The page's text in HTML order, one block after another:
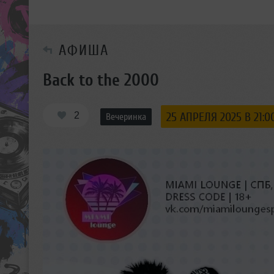
АФИША
Back to the 2000
2 Вечеринка 25 АПРЕЛЯ 2025 В